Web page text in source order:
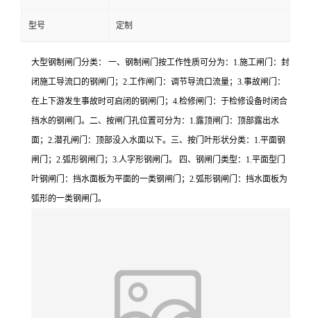
型号 定制
大型钢制闸门分类： 一、钢制闸门按工作性质可分为：1.施工闸门：封
闭施工导流口的钢闸门；2.工作闸门：调节导流口流量；3.事故闸门：
在上下游发生事故时可启闭的钢闸门；4.检修闸门：于检修设备时闭合
挡水的钢闸门。二、按闸门孔位置可分为：1.露顶闸门：顶部露出水
面；2.潜孔闸门：顶部没入水面以下。三、按门叶形状分类：1.平面钢
闸门；2.弧形钢闸门；3.人字形钢闸门。 四、钢闸门类型：1.平面型门
叶钢闸门：挡水面板为平面的一类钢闸门；2.弧形钢闸门：挡水面板为
弧形的一类钢闸门。